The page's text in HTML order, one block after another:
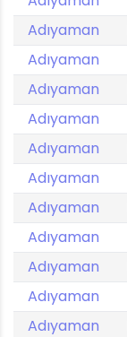
Adıyaman
Adıyaman
Adıyaman
Adıyaman
Adıyaman
Adıyaman
Adıyaman
Adıyaman
Adıyaman
Adıyaman
Adıyaman